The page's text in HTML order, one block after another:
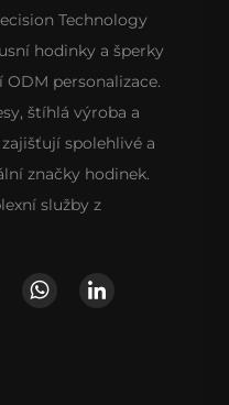
Technology
hodinky a šperky
personalizace.
štíhlá výroba a
spolehlivé a
značky hodinek.
služby z